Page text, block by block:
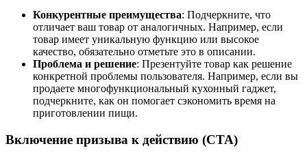
Конкурентные преимущества: Подчеркните, что
отличает ваш товар от аналогичных. Например, если
товар имеет уникальную функцию или высокое
качество, обязательно отметьте это в описании.
Проблема и решение: Презентуйте товар как решение
конкретной проблемы пользователя. Например, если вы
продаете многофункциональный кухонный гаджет,
подчеркните, как он помогает сэкономить время на
приготовлении пищи.
Включение призыва к действию (CTA)